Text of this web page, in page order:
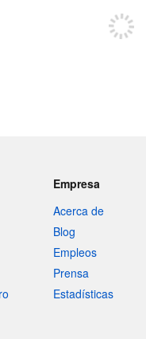
Empresa
Acerca de
Blog
Empleos
Prensa
Estadísticas